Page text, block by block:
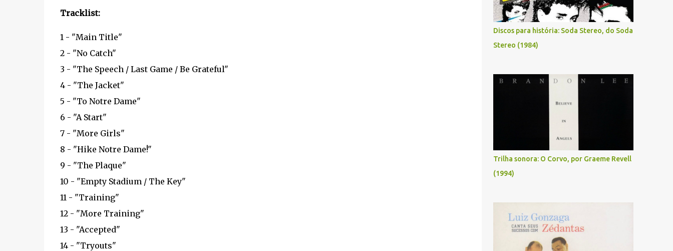
Tracklist:
1 - "Main Title"
2 - "No Catch"
3 - "The Speech / Last Game / Be Grateful"
4 - "The Jacket"
5 - "To Notre Dame"
6 - "A Start"
7 - "More Girls"
8 - "Hike Notre Dame!"
9 - "The Plaque"
10 - "Empty Stadium / The Key"
11 - "Training"
12 - "More Training"
13 - "Accepted"
14 - "Tryouts"
Discos para história: Soda Stereo, do Soda
Stereo (1984)
Trilha sonora: O Corvo, por Graeme Revell
(1994)